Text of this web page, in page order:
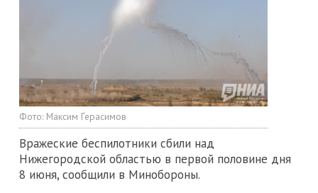
Фото: Максим Герасимов
Вражеские беспилотники сбили над
Нижегородской областью в первой половине дня
8 июня, сообщили в Минобороны.